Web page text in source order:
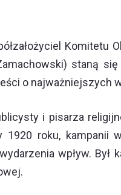
Komitetu
staną
o najważniejszych
i pisarza
roku, kampanii
wpływ.